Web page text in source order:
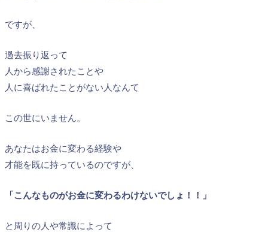
ですが、
過去振り返って
人から感謝されたことや
人に喜ばれたことがない人なんて
この世にいません。
あなたはお金に変わる経験や
才能を既に持っているのですが、
「こんなものがお金に変わるわけないでしょ！！」
と周りの人や常識によって